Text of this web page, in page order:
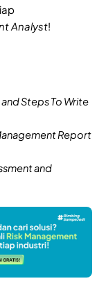
Analyst!
Steps To Write
Report
and